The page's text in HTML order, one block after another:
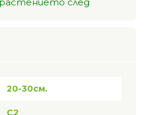
20-30см.
C2